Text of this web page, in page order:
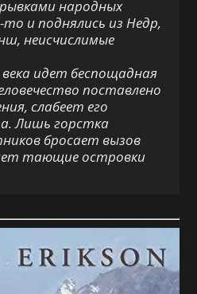
народных
и поднялись из Недр,
неисчислимые
идет беспощадная
поставлено
слабеет его
Лишь горстка
бросает вызов
тающие островки